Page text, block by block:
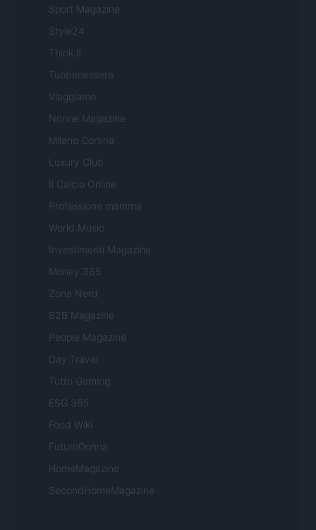
Sport Magazine
Style24
Think.it
Tuobenessere
Viaggiamo
Nonne Magazine
Milano Cortina
Luxury Club
Il Calcio Online
Professione mamma
World Music
Investimenti Magazine
Money 365
Zona Nerd
B2B Magazine
People Magazine
Day Travel
Tutto Gaming
ESG 365
Food Wiki
FuturoDonna
HomeMagazine
SecondHomeMagazine